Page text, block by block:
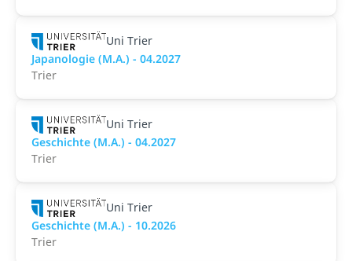
Uni Trier
Japanologie (M.A.) - 04.2027
Trier
Uni Trier
Geschichte (M.A.) - 04.2027
Trier
Uni Trier
Geschichte (M.A.) - 10.2026
Trier